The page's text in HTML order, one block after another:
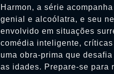
Harmon, a série
genial e alcoólatra, e seu
envolvido em situações
comédia inteligente,
uma obra-prima que
as idades. Prepare-se para